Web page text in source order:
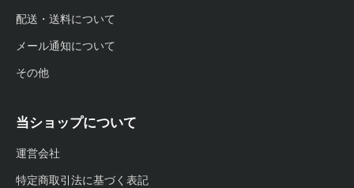
配送・送料について
メール通知について
その他
当ショップについて
運営会社
特定商取引法に基づく表記